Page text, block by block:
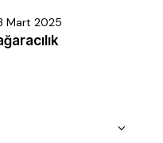
Mart 2025